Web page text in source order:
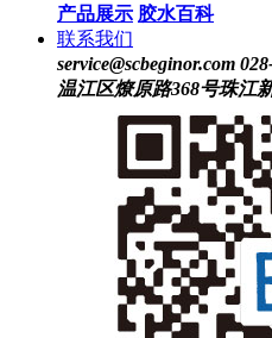
产品展示 胶水百科
联系我们
service@scbeginor.com
温江区燎原路368号珠江